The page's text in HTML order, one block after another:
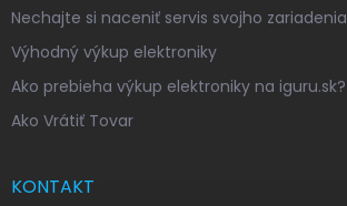
Nechajte si naceniť servis svojho zariadenia
Výhodný výkup elektroniky
Ako prebieha výkup elektroniky na iguru.sk?
Ako Vrátiť Tovar
KONTAKT